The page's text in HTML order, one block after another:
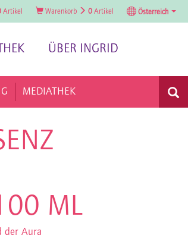
Artikel Warenkorb 0 Artikel Österreich
ÜBER INGRID
MEDIATHEK
ML
der Aura